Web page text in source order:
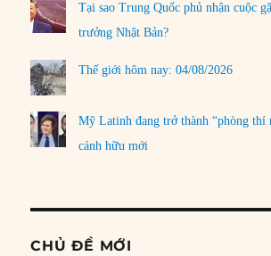
Tại sao Trung Quốc phủ nhận cuộc
trưởng Nhật Bản?
Thế giới hôm nay: 04/08/2026
Mỹ Latinh đang trở thành “phòng thí
cánh hữu mới
CHỦ ĐỀ MỚI